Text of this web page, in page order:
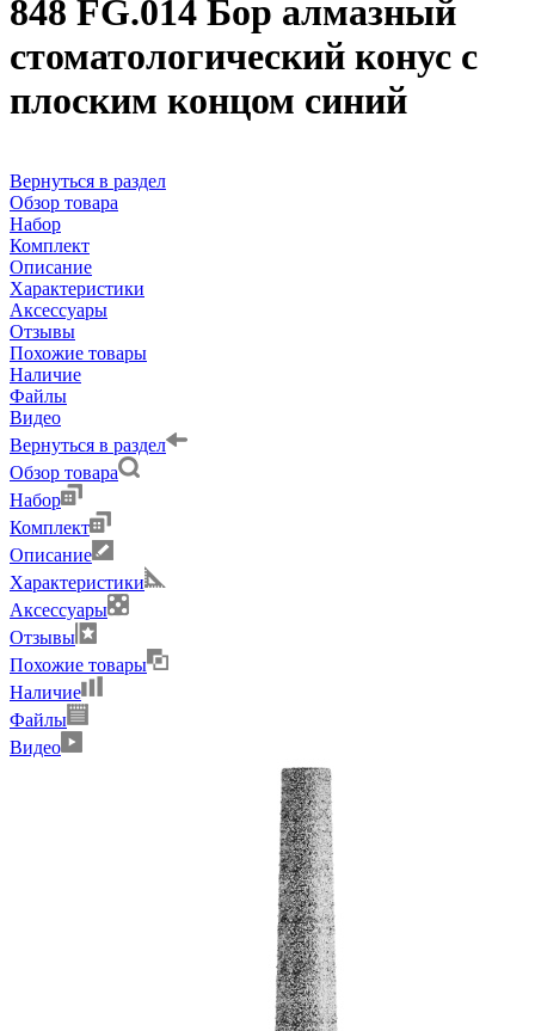
848 FG.014 Бор алмазный
стоматологический конус с
плоским концом синий
Вернуться в раздел
Обзор товара
Набор
Комплект
Описание
Характеристики
Аксессуары
Отзывы
Похожие товары
Наличие
Файлы
Видео
Вернуться в раздел
Обзор товара
Набор
Комплект
Описание
Характеристики
Аксессуары
Отзывы
Похожие товары
Наличие
Файлы
Видео